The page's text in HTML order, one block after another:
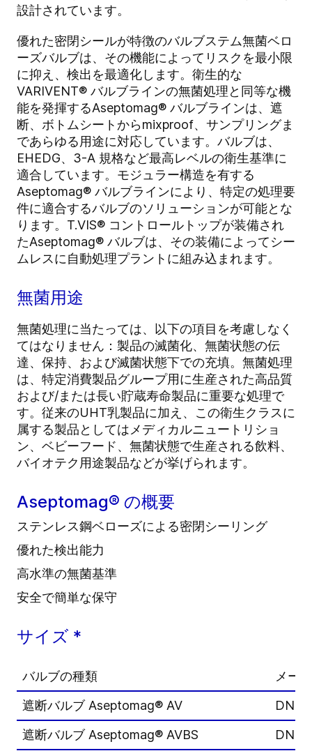
設計されています。
優れた密閉シールが特徴のバルブステム無菌ベロ
ーズバルブは、その機能によってリスクを最小限
に抑え、検出を最適化します。衛生的な
VARIVENT® バルブラインの無菌処理と同等な機
能を発揮するAseptomag® バルブラインは、遮
断、ボトムシートからmixproof、サンプリングま
であらゆる用途に対応しています。バルブは、
EHEDG、3-A 規格など最高レベルの衛生基準に
適合しています。モジュラー構造を有する
Aseptomag® バルブラインにより、特定の処理要
件に適合するバルブのソリューションが可能とな
ります。T.VIS® コントロールトップが装備され
たAseptomag® バルブは、その装備によってシー
ムレスに自動処理プラントに組み込まれます。
無菌用途
無菌処理に当たっては、以下の項目を考慮しなく
てはなりません：製品の滅菌化、無菌状態の伝
達、保持、および滅菌状態下での充填。無菌処理
は、特定消費製品グループ用に生産された高品質
および/または長い貯蔵寿命製品に重要な処理で
す。従来のUHT乳製品に加え、この衛生クラスに
属する製品としてはメディカルニュートリショ
ン、ベビーフード、無菌状態で生産される飲料、
バイオテク用途製品などが挙げられます。
Aseptomag® の概要
ステンレス鋼ベローズによる密閉シーリング
優れた検出能力
高水準の無菌基準
安全で簡単な保守
サイズ *
バルブの種類
メー
遮断バルブ Aseptomag® AV
DN
遮断バルブ Aseptomag® AVBS
DN